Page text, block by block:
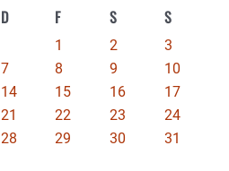
D F S S
1 2
3
7 8 9
10
14 15 16
17
21 22 23
24
28 29 30
31